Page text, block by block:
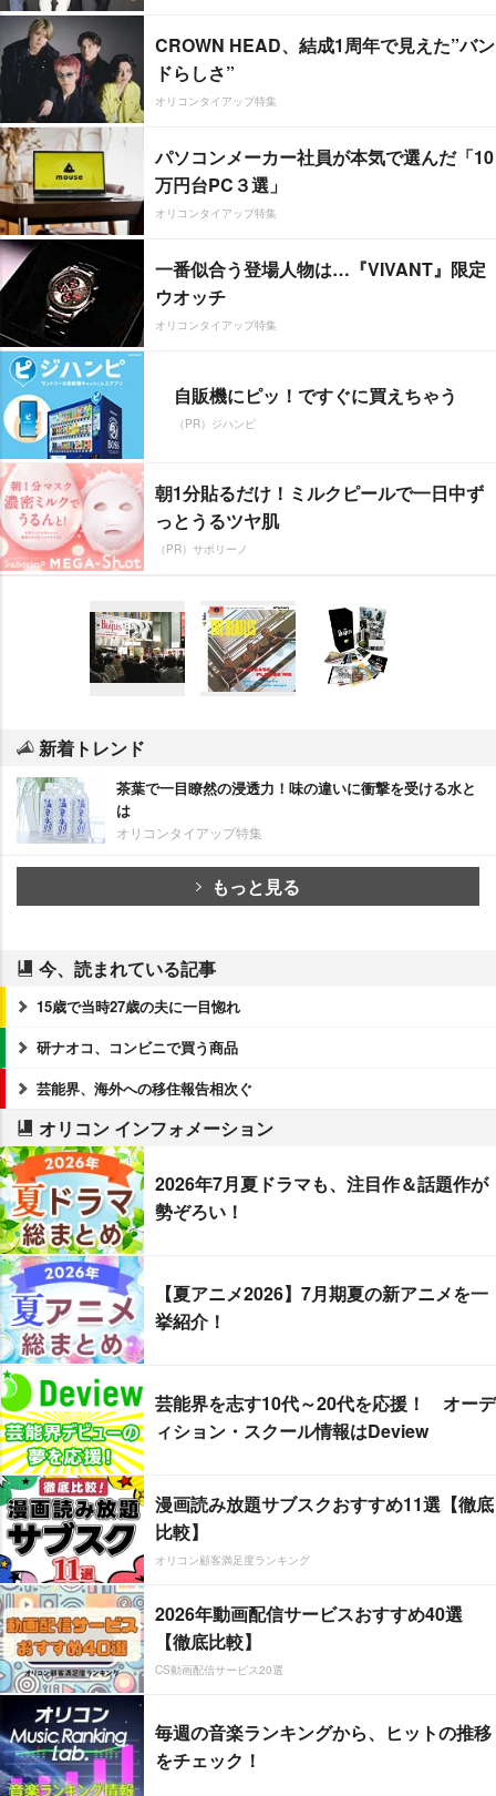
CROWN HEAD、結成1周年で見えた”バン
ドらしさ”
オリコンタイアップ特集
パソコンメーカー社員が本気で選んだ「10
万円台PC３選」
オリコンタイアップ特集
一番似合う登場人物は…『VIVANT』限定
ウオッチ
オリコンタイアップ特集
自販機にピッ！ですぐに買えちゃう
（PR）ジハンピ
朝1分貼るだけ！ミルクピールで一日中ず
っとうるツヤ肌
（PR）サボリーノ
新着トレンド
茶葉で一目瞭然の浸透力！味の違いに衝撃を受ける水と
は
オリコンタイアップ特集
もっと見る
今、読まれている記事
15歳で当時27歳の夫に一目惚れ
研ナオコ、コンビニで買う商品
芸能界、海外への移住報告相次ぐ
オリコン インフォメーション
2026年7月夏ドラマも、注目作＆話題作が
勢ぞろい！
【夏アニメ2026】7月期夏の新アニメを一
挙紹介！
芸能界を志す10代～20代を応援！ オーデ
ィション・スクール情報はDeview
漫画読み放題サブスクおすすめ11選【徹底
比較】
オリコン顧客満足度ランキング
2026年動画配信サービスおすすめ40選
【徹底比較】
CS動画配信サービス20選
毎週の音楽ランキングから、ヒットの推移
をチェック！